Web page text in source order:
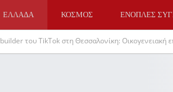
ΕΛΛΑΔΑ ΚΟΣΜΟΣ ΕΝΟΠΛΕΣ
ΥΓΕΙΑ ΑΘΛΗΤΙΚΑ
του TikTok στη Θεσσαλονίκη: Οικογενειακή